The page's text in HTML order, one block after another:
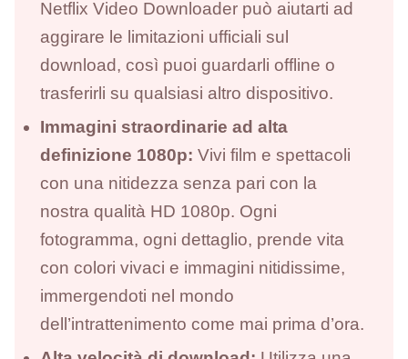
Netflix Video Downloader può aiutarti ad
aggirare le limitazioni ufficiali sul
download, così puoi guardarli offline o
trasferirli su qualsiasi altro dispositivo.
Immagini straordinarie ad alta
definizione 1080p: Vivi film e spettacoli
con una nitidezza senza pari con la
nostra qualità HD 1080p. Ogni
fotogramma, ogni dettaglio, prende vita
con colori vivaci e immagini nitidissime,
immergendoti nel mondo
dell’intrattenimento come mai prima d’ora.